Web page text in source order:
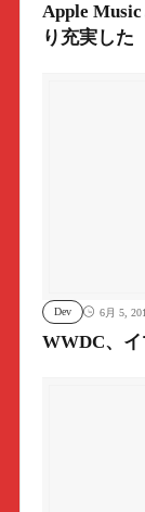
Apple
り充実した
Dev 6月 5,
WWDC、イ